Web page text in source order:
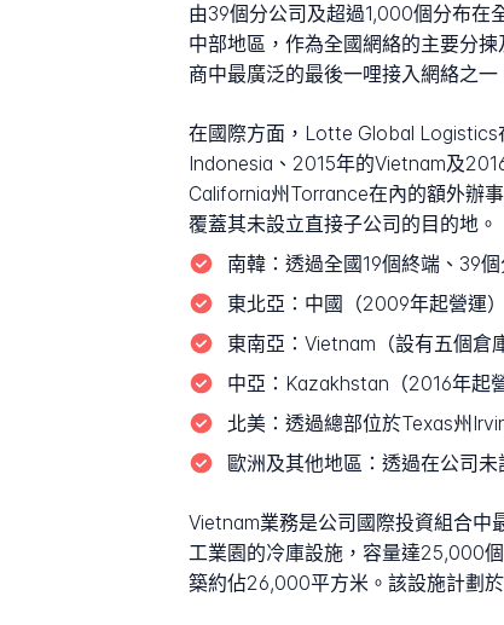
由39個分公司及超過1,000個分布在
中部地區，作為全國網絡的主要分
商中最廣泛的最後一哩接入網絡之一
在國際方面，Lotte Global
Indonesia、2015年的Vietnam及
California州Torrance在內的額外辦
覆蓋其未設立直接子公司的目的地。
南韓： 透過全國19個終端、39
東北亞： 中國（2009年起營運
東南亞： Vietnam（設有五個倉
中亞： Kazakhstan（2016年起
北美： 透過總部位於Texas州
歐洲及其他地區： 透過在公司
Vietnam業務是公司國際投資組合
工業園的冷庫設施，容量達25,000
築約佔26,000平方米。該設施計劃